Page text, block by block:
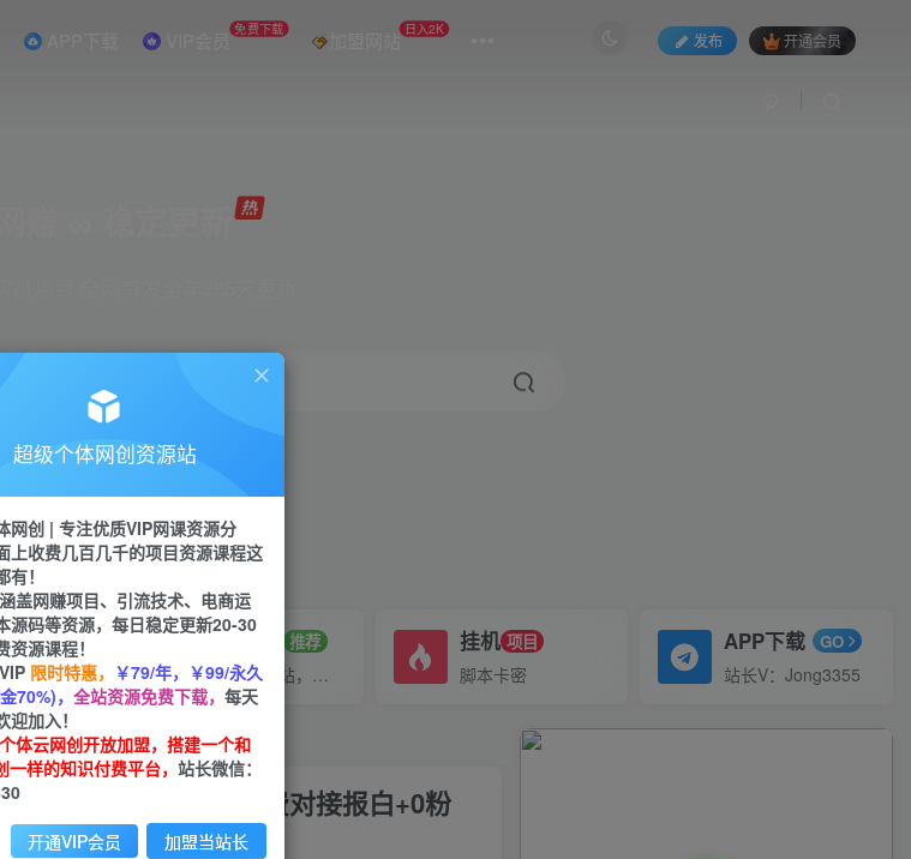
APP下载 VIP会员 免费下载 加盟网站 日入2K
发布 开通会员
引流 短视频 小红书
VIP推广
70%分佣
推广链接
招募站长 推荐
搭建同款网站，自己当老板
挂机 项目
脚本卡密
APP下载 GO
站长V：Jong3355
播教程+起号教程+兔费对接报白+0粉
超级个体网创资源站
网创 | 专注优质VIP网课资源分
上收费几百几千的项目资源课程这
！
盖网赚项目、引流技术、电商运
源码等资源，每日稳定更新20-30
资源课程！
限时特惠， ￥79/年，￥99/永久
70%)， 全站资源免费下载， 每天
迎加入！
体云网创开放加盟，搭建一个和
一样的知识付费平台， 站长微信：
开通VIP会员 加盟当站长